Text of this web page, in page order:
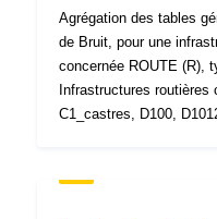
Agrégation des tables
de Bruit, pour une
concernée ROUTE (R),
Infrastructures routières
C1_castres, D100,
dépassement des